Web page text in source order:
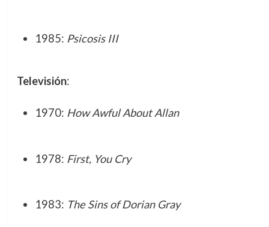
1985: Psicosis III
Televisión:
1970: How Awful About Allan
1978: First, You Cry
1983: The Sins of Dorian Gray